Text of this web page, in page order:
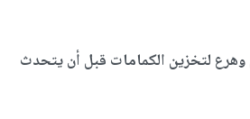
الأولى وهرع لتخزين الكمامات قبل أن يتحدث